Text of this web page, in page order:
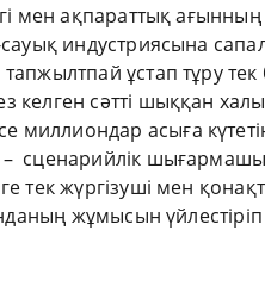
мен ақпараттық
индустриясына
ұстап тұру тек
келген сәтті шыққан
асыға
– сценарийлік
тек жүргізуші мен
жұмысын